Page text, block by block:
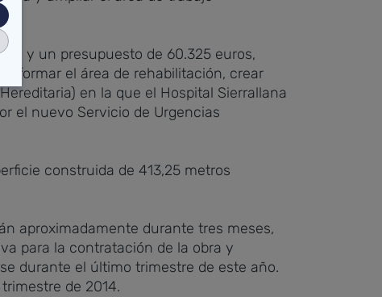
y un presupuesto de 60.325 euros,
el área de rehabilitación, crear
en la que el Hospital Sierrallana
el nuevo Servicio de Urgencias
construida de 413,25 metros
aproximadamente durante tres meses,
para la contratación de la obra y
durante el último trimestre de este año.
de 2014.